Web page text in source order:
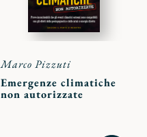
Marco Pizzuti
Emergenze climatiche
non autorizzate